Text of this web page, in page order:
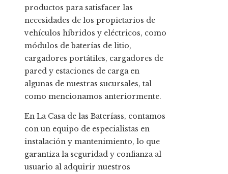
productos para satisfacer las
necesidades de los propietarios de
vehículos híbridos y eléctricos, como
módulos de baterías de litio,
cargadores portátiles, cargadores de
pared y estaciones de carga en
algunas de nuestras sucursales, tal
como mencionamos anteriormente.
En La Casa de las Bateríass, contamos
con un equipo de especialistas en
instalación y mantenimiento, lo que
garantiza la seguridad y confianza al
usuario al adquirir nuestros